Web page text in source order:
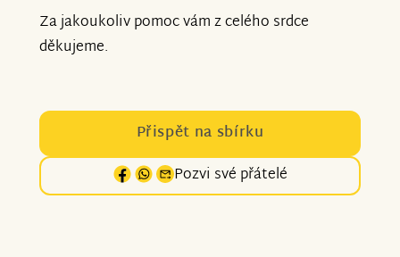
Za jakoukoliv pomoc vám z celého srdce
děkujeme.
Přispět na sbírku
Pozvi své přátelé